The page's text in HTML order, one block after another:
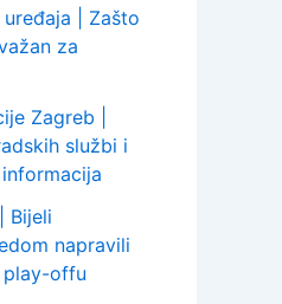
| Zašto
za
Zagreb |
službi i
Bijeli
napravili
offu